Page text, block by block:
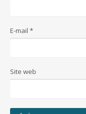
E-mail *
Site web